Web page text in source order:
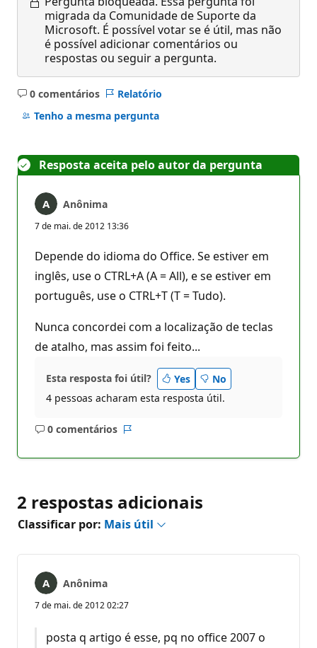
migrada da Comunidade de Suporte da
Microsoft. É possível votar se é útil, mas não
é possível adicionar comentários ou
respostas ou seguir a pergunta.
0 comentários
Sem
comentários
Relatório
Tenho a mesma pergunta
Resposta aceita pelo autor da pergunta
Anônima
7 de mai. de 2012 13:36
Depende do idioma do Office. Se estiver em
inglês, use o CTRL+A (A = All), e se estiver em
português, use o CTRL+T (T = Tudo).
Nunca concordei com a localização de teclas
de atalho, mas assim foi feito...
Esta resposta foi útil? Yes
No
4 pessoas acharam esta resposta útil.
0 comentários
Sem
2 respostas adicionais
Classificar por: Mais útil
Anônima
7 de mai. de 2012 02:27
posta q artigo é esse, pq no office 2007 o